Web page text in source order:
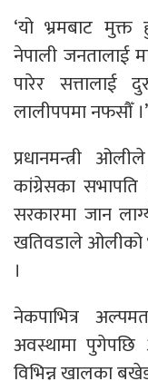
‘यो भ्रमबाट
नेपाली जनतालाई
पारेर
लालीपपमा नफसौँ ।’
प्रधानमन्त्री
कांग्रेसका
सरकारमा जान
खतिवडाले ओलीको
।
नेकपाभित्र
अवस्थामा
विभिन्न खालका